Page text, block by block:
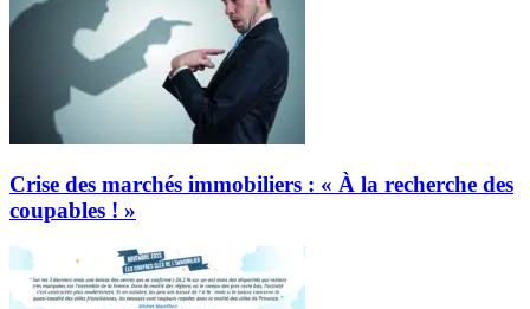
Crise des marchés immobiliers : « À la recherche des
coupables ! »